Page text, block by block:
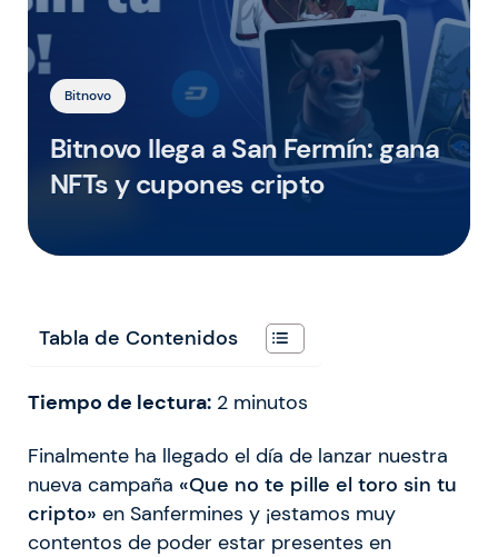
Bitnovo
Bitnovo llega a San Fermín: gana
NFTs y cupones cripto
Tabla de Contenidos
Tiempo de lectura: 2 minutos
Finalmente ha llegado el día de lanzar nuestra
nueva campaña «Que no te pille el toro sin tu
cripto» en Sanfermines y ¡estamos muy
contentos de poder estar presentes en